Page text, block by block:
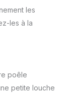
les
les à la
poêle
petite louche